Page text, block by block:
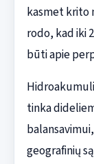
kasmet krito
rodo, kad iki
būti apie
tinka
geografinių